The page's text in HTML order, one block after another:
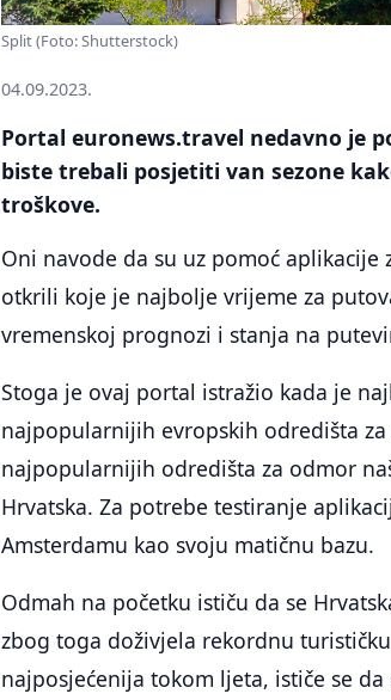
Split (Foto: Shutterstock)
04.09.2023.
Portal euronews.travel nedavno je
biste trebali posjetiti van sezone
troškove.
Oni navode da su uz pomoć aplikacije
otkrili koje je najbolje vrijeme za
vremenskoj prognozi i stanja na
Stoga je ovaj portal istražio kada je
najpopularnijih evropskih odredišta
najpopularnijih odredišta za odmor
Hrvatska. Za potrebe testiranje
Amsterdamu kao svoju matičnu bazu.
Odmah na početku ističu da se
zbog toga doživjela rekordnu
najposjećenija tokom ljeta, ističe se